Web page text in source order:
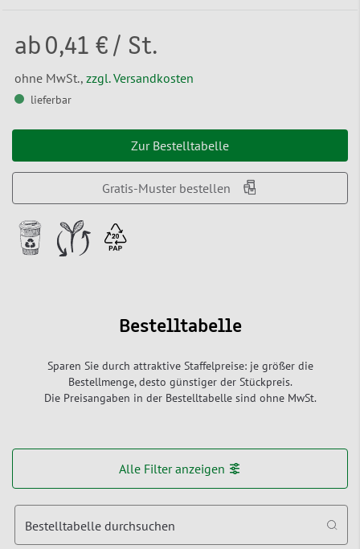
ab 0,41 € / St.
ohne MwSt., zzgl. Versandkosten
lieferbar
Zur Bestelltabelle
Gratis-Muster bestellen
Bestelltabelle
Sparen Sie durch attraktive Staffelpreise: je größer die
Bestellmenge, desto günstiger der Stückpreis.
Die Preisangaben in der Bestelltabelle sind ohne MwSt.
Alle Filter anzeigen
Bestelltabelle durchsuchen